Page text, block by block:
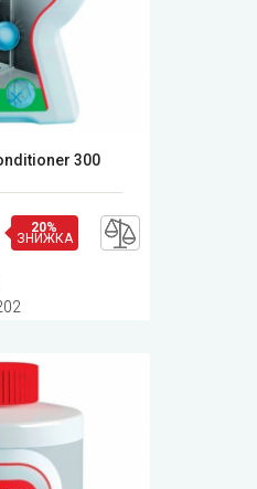
300
20%
ЗНИЖКА